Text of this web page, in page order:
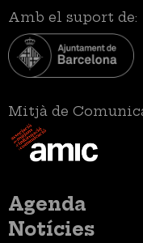
Amb el suport de:
Mitjà de
Menú
principal
Agenda
Notícies